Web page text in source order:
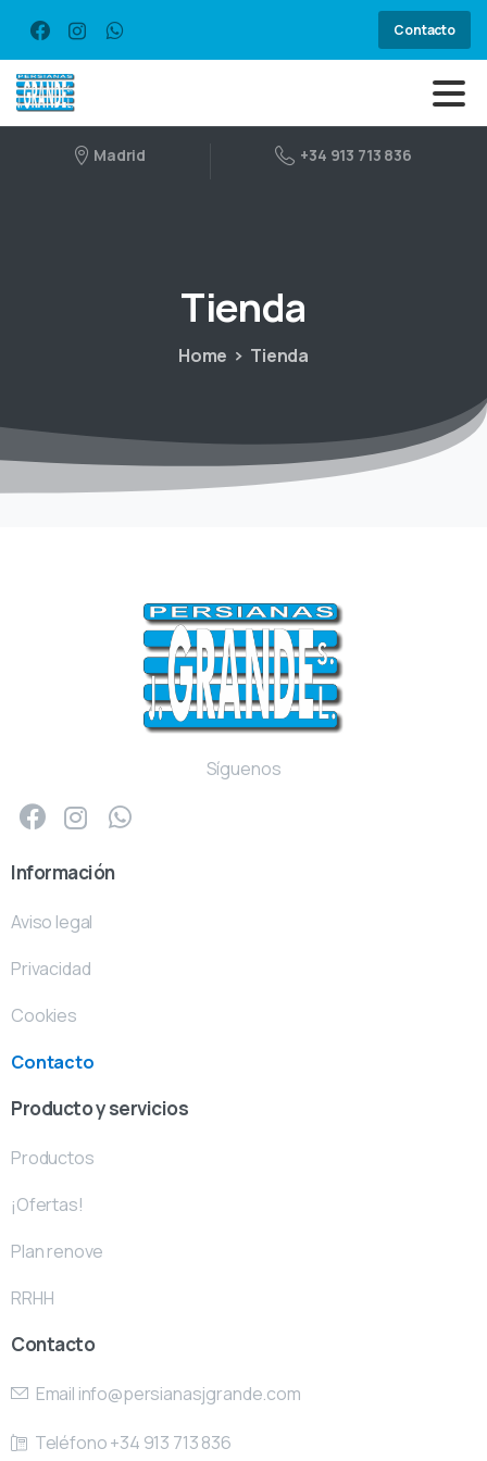
Contacto
Madrid +34 913 713 836
Tienda
Home Tienda
Síguenos
Información
Aviso legal
Privacidad
Cookies
Contacto
Producto y servicios
Productos
¡Ofertas!
Plan renove
RRHH
Contacto
Email info@persianasjgrande.com
Teléfono +34 913 713 836